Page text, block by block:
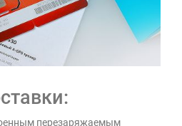
перезаряжаемым